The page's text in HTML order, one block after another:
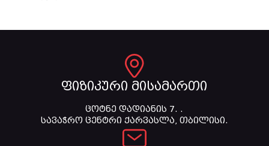
ფიზიკური მისამართი
ცოტნე დადიანის 7. .
სავაჭრო ცენტრი ქარვასლა, თბილისი.